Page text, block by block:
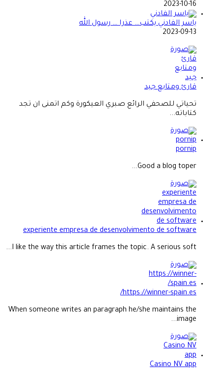
2023-10-16
ياسر الفادني يكتب… عذرا … رسول الله
2023-09-13
قارئ ومتابع جيد
تحياتي للصحفي الرائع صبري العيكورة وكم اتمنى ان تجد
كتاباته...
pornip
Good a blog toper...
experiente empresa de desenvolvimento de software
I like the way this article frames the topic. A serious soft...
https://winner-spain.es/
When someone writes an paragraph he/she maintains the
image...
Casino NV app